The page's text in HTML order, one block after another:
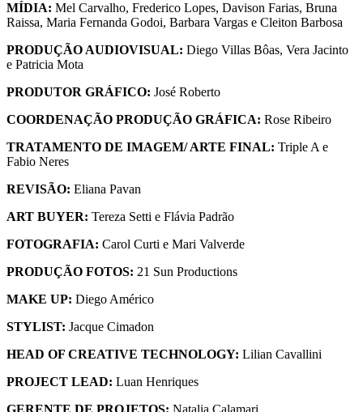
MÍDIA: Mel Carvalho, Frederico Lopes, Davison Farias, Bruna
Raissa, Maria Fernanda Godoi, Barbara Vargas e Cleiton Barbosa
PRODUÇÃO AUDIOVISUAL: Diego Villas Bôas, Vera Jacinto
e Patricia Mota
PRODUTOR GRÁFICO: José Roberto
COORDENAÇÃO PRODUÇÃO GRÁFICA: Rose Ribeiro
TRATAMENTO DE IMAGEM/ ARTE FINAL: Triple A e
Fabio Neres
REVISÃO: Eliana Pavan
ART BUYER: Tereza Setti e Flávia Padrão
FOTOGRAFIA: Carol Curti e Mari Valverde
PRODUÇÃO FOTOS: 21 Sun Productions
MAKE UP: Diego Américo
STYLIST: Jacque Cimadon
HEAD OF CREATIVE TECHNOLOGY: Lilian Cavallini
PROJECT LEAD: Luan Henriques